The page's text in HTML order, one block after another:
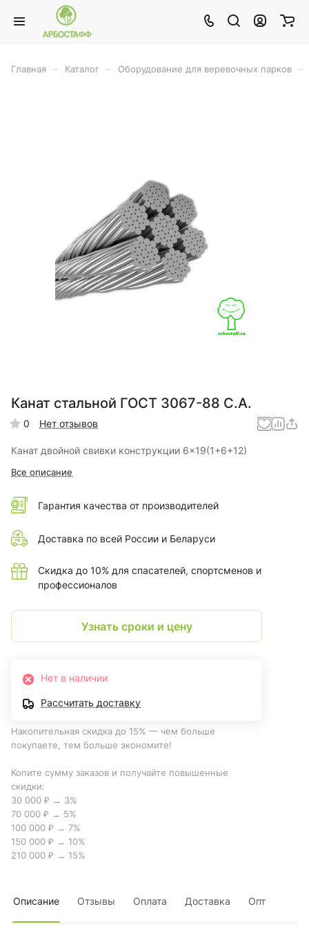
Главная Каталог Оборудование для веревочных парков
Канат стальной ГОСТ 3067-88 С.А.
0 Нет отзывов
Канат двойной свивки конструкции 6x19(1+6+12)
Все описание
Гарантия качества от производителей
Доставка по всей России и Беларуси
Скидка до 10% для спасателей, спортсменов и
профессионалов
Узнать сроки и цену
Нет в наличии
Рассчитать доставку
Накопительная скидка до 15% — чем больше
покупаете, тем больше экономите!
Копите сумму заказов и получайте повышенные
скидки:
30 000 ₽ → 3%
70 000 ₽ → 5%
100 000 ₽ → 7%
150 000 ₽ → 10%
210 000 ₽ → 15%
Описание Отзывы Оплата Доставка Опт